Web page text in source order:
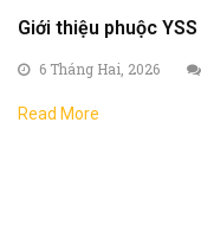
Giới thiệu phuộc
6 Tháng Hai, 2026
Read More